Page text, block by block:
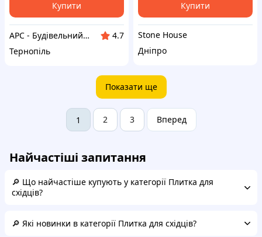
Купити
АРС - Будівельний інтернет-гіпермаркет
4.7
Тернопіль
Купити
Stone House
Дніпро
Показати ще
1 2 3 Вперед
Найчастіші запитання
🔎 Що найчастіше купують у категорії Плитка для
східців?
🔎 Які новинки в категорії Плитка для східців?